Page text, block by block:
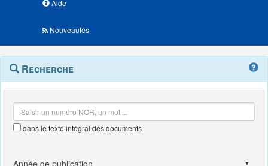
Aide
Nouveautés
Navigation
outils
Menu
contextuel
Recherche
dans le texte intégral des documents